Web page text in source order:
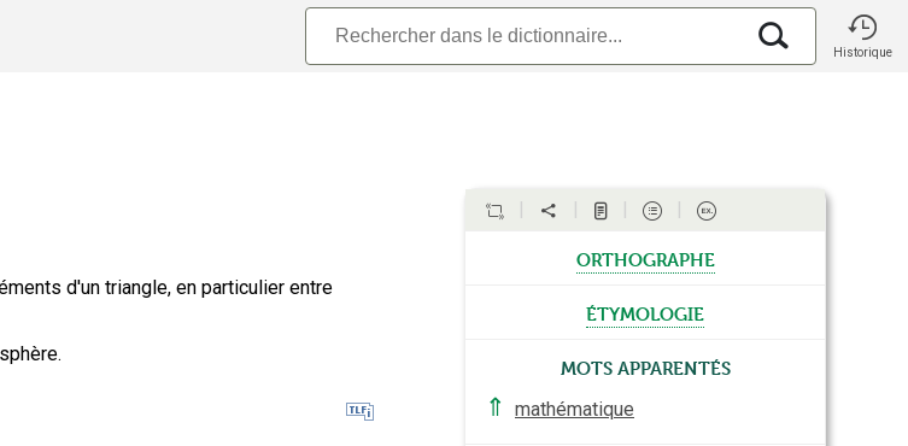
Historique
d'un triangle, en particulier entre
orthographe
étymologie
Mots apparentés
⇑
mathématique